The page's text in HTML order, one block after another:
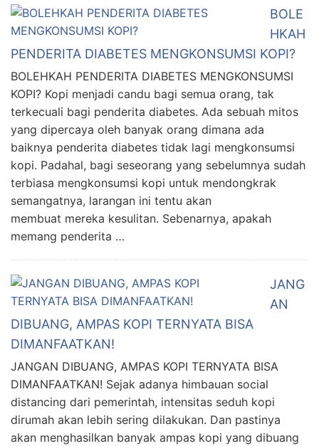
BOLE
HKAH
PENDERITA DIABETES MENGKONSUMSI KOPI?
BOLEHKAH PENDERITA DIABETES MENGKONSUMSI
KOPI? Kopi menjadi candu bagi semua orang, tak
terkecuali bagi penderita diabetes. Ada sebuah mitos
yang dipercaya oleh banyak orang dimana ada
baiknya penderita diabetes tidak lagi mengkonsumsi
kopi. Padahal, bagi seseorang yang sebelumnya sudah
terbiasa mengkonsumsi kopi untuk mendongkrak
semangatnya, larangan ini tentu akan
membuat mereka kesulitan. Sebenarnya, apakah
memang penderita …
JANG
AN
DIBUANG, AMPAS KOPI TERNYATA BISA
DIMANFAATKAN!
JANGAN DIBUANG, AMPAS KOPI TERNYATA BISA
DIMANFAATKAN! Sejak adanya himbauan social
distancing dari pemerintah, intensitas seduh kopi
dirumah akan lebih sering dilakukan. Dan pastinya
akan menghasilkan banyak ampas kopi yang dibuang